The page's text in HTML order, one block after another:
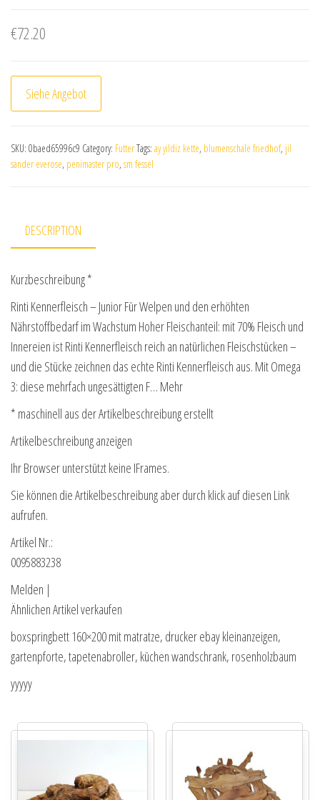
€72.20
Siehe Angebot
SKU: 0baed65996c9 Category: FutterTags: ay yildiz kette, blumenschale friedhof, jil
sander everose, penimaster pro, sm fessel
DESCRIPTION
Kurzbeschreibung *
Rinti Kennerfleisch – Junior Für Welpen und den erhöhten
Nährstoffbedarf im Wachstum Hoher Fleischanteil: mit 70% Fleisch und
Innereien ist Rinti Kennerfleisch reich an natürlichen Fleischstücken –
und die Stücke zeichnen das echte Rinti Kennerfleisch aus. Mit Omega
3: diese mehrfach ungesättigten F… Mehr
* maschinell aus der Artikelbeschreibung erstellt
Artikelbeschreibung anzeigen
Ihr Browser unterstützt keine IFrames.
Sie können die Artikelbeschreibung aber durch klick auf diesen Link
aufrufen.
Artikel Nr.:
0095883238
Melden |
Ähnlichen Artikel verkaufen
boxspringbett 160×200 mit matratze, drucker ebay kleinanzeigen,
gartenpforte, tapetenabroller, küchen wandschrank, rosenholzbaum
yyyyy